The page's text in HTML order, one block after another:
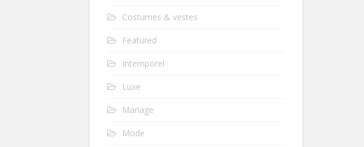
Costumes & vestes
Featured
Intemporel
Luxe
Mariage
Mode